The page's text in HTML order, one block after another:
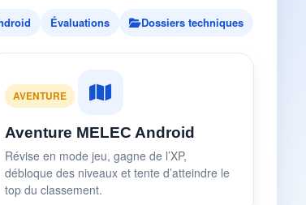
Évaluations Dossiers techniques
AVENTURE
Aventure MELEC Android
Révise en mode jeu, gagne de l’XP,
débloque des niveaux et tente d’atteindre le
top du classement.